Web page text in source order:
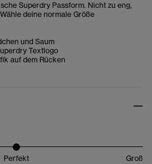
Superdry Passform. Nicht zu eng,
deine normale Größe
und Saum
Textlogo
auf dem Rücken
Perfekt Groß